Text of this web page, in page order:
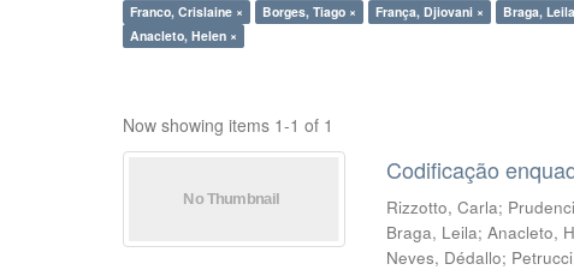
Franco, Crislaine × Borges, Tiago × França, Djiovani × Braga,
Anacleto, Helen ×
Now showing items 1-1 of 1
Codificação
Rizzotto, Carla;
Braga, Leila;Anacleto,
Neves, Dédallo;